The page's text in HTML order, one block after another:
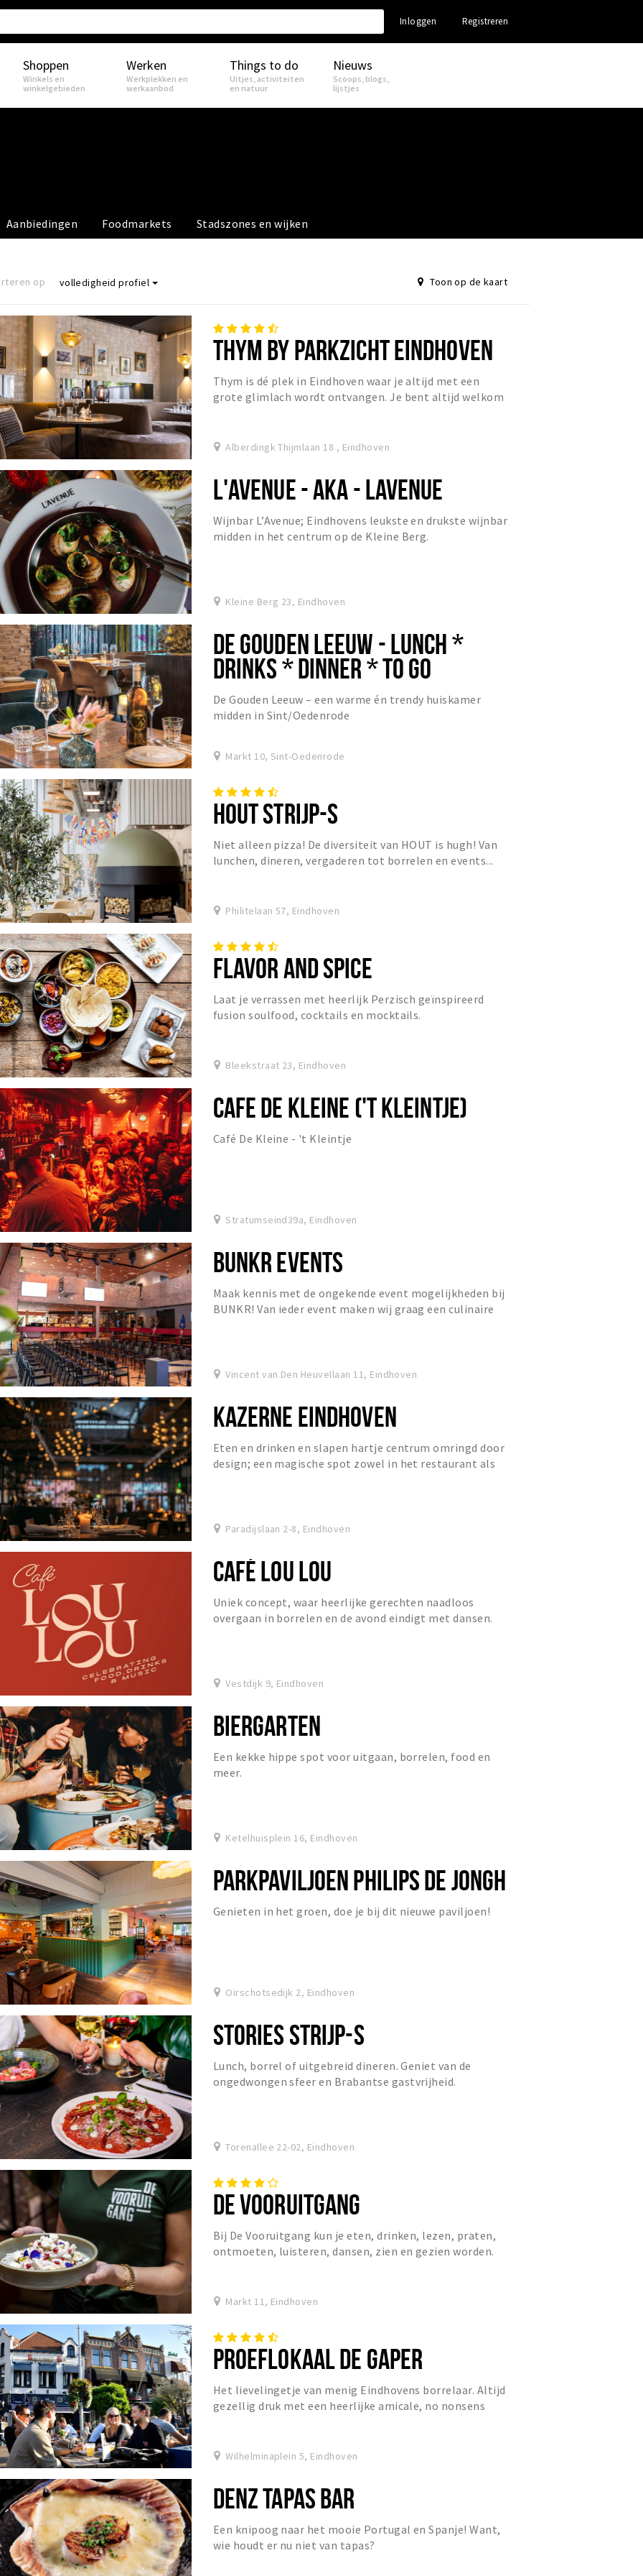
Inloggen Registreren
Shoppen
Winkels en
winkelgebieden
Werken
Werkplekken en
werkaanbod
Things to do
Uitjes, activiteiten
en natuur
Nieuws
Scoops, blogs,
lijstjes
Aanbiedingen Foodmarkets Stadszones en wijken
op volledigheid profiel Toon op de kaart
THYM BY PARKZICHT EINDHOVEN
Thym is dé plek in Eindhoven waar je altijd met een
grote glimlach wordt ontvangen. Je bent altijd welkom
Alberdingk Thijmlaan 18 , Eindhoven
L'AVENUE - AKA - LAVENUE
Wijnbar L’Avenue; Eindhovens leukste en drukste wijnbar
midden in het centrum op de Kleine Berg.
Kleine Berg 23, Eindhoven
DE GOUDEN LEEUW - LUNCH *
DRINKS * DINNER * TO GO
De Gouden Leeuw – een warme én trendy huiskamer
midden in Sint/Oedenrode
Markt 10, Sint-Oedenrode
HOUT STRIJP-S
Niet alleen pizza! De diversiteit van HOUT is hugh! Van
lunchen, dineren, vergaderen tot borrelen en events...
Philitelaan 57, Eindhoven
FLAVOR AND SPICE
Laat je verrassen met heerlijk Perzisch geïnspireerd
fusion soulfood, cocktails en mocktails.
Bleekstraat 23, Eindhoven
CAFE DE KLEINE ('T KLEINTJE)
Café De Kleine - 't Kleintje
Stratumseind39a, Eindhoven
BUNKR EVENTS
Maak kennis met de ongekende event mogelijkheden bij
BUNKR! Van ieder event maken wij graag een culinaire
Vincent van Den Heuvellaan 11, Eindhoven
KAZERNE EINDHOVEN
Eten en drinken en slapen hartje centrum omringd door
design; een magische spot zowel in het restaurant als
Paradijslaan 2-8, Eindhoven
CAFÉ LOU LOU
Uniek concept, waar heerlijke gerechten naadloos
overgaan in borrelen en de avond eindigt met dansen.
Vestdijk 9, Eindhoven
BIERGARTEN
Een kekke hippe spot voor uitgaan, borrelen, food en
meer.
Ketelhuisplein 16, Eindhoven
PARKPAVILJOEN PHILIPS DE JONGH
Genieten in het groen, doe je bij dit nieuwe paviljoen!
Oirschotsedijk 2, Eindhoven
STORIES STRIJP-S
Lunch, borrel of uitgebreid dineren. Geniet van de
ongedwongen sfeer en Brabantse gastvrijheid.
Torenallee 22-02, Eindhoven
DE VOORUITGANG
Bij De Vooruitgang kun je eten, drinken, lezen, praten,
ontmoeten, luisteren, dansen, zien en gezien worden.
Markt 11, Eindhoven
PROEFLOKAAL DE GAPER
Het lievelingetje van menig Eindhovens borrelaar. Altijd
gezellig druk met een heerlijke amicale, no nonsens
Wilhelminaplein 5, Eindhoven
DENZ TAPAS BAR
Een knipoog naar het mooie Portugal en Spanje! Want,
wie houdt er nu niet van tapas?